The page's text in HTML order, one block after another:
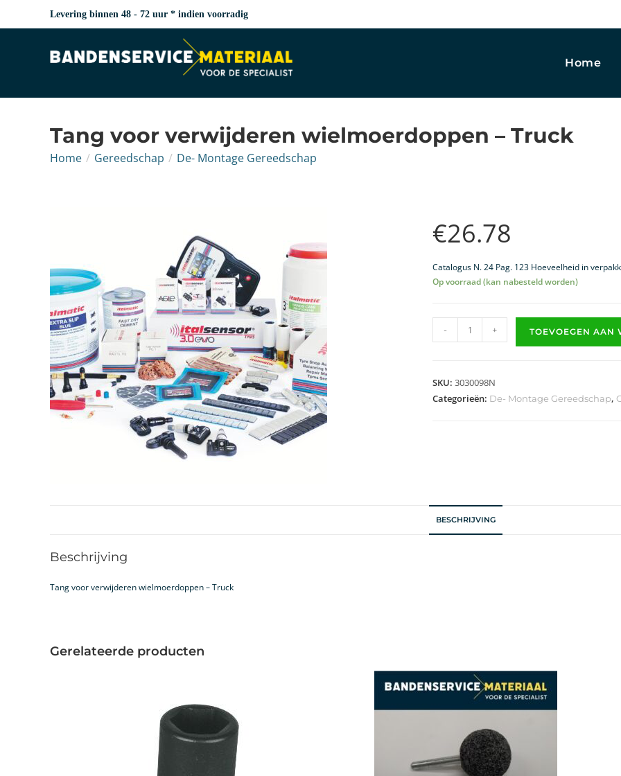
Levering binnen 48 - 72 uur * indien voorradig
Home
Tang voor verwijderen wielmoerdoppen – Truck
Home / Gereedschap / De- Montage Gereedschap
€26.78
Catalogus N. 24 Pag. 123 Hoeveelheid in
Op voorraad (kan nabesteld worden)
- + TOEVOEGEN AAN
SKU: 3030098N
Categorieën: De- Montage Gereedschap,
BESCHRIJVING
Beschrijving
Tang voor verwijderen wielmoerdoppen – Truck
Gerelateerde producten